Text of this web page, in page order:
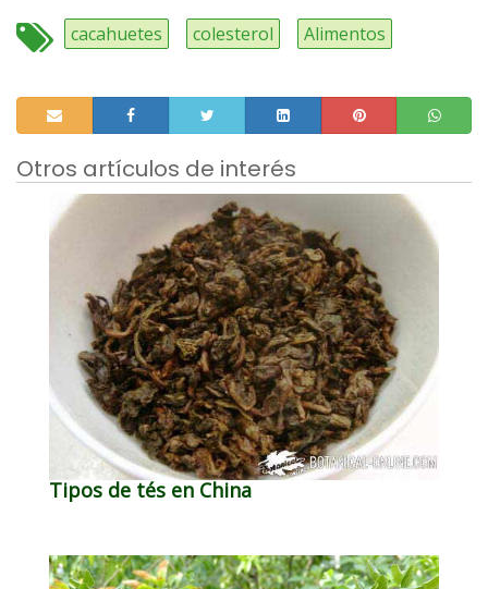
cacahuetes colesterol Alimentos
Otros artículos de interés
Tipos de tés en China